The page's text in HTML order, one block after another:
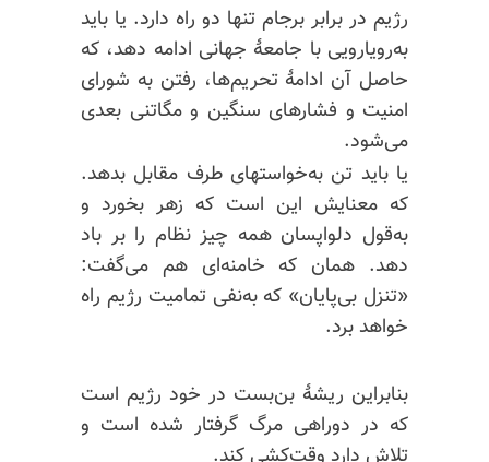
رژیم در برابر برجام تنها دو راه دارد. یا باید
به‌رویارویی با جامعهٔ جهانی ادامه دهد، که
حاصل آن ادامهٔ تحریم‌ها، رفتن به شورای
امنیت و فشارهای سنگین و مگاتنی بعدی
می‌شود.
یا باید تن به‌خواستهای طرف مقابل بدهد.
که معنایش این است که زهر بخورد و
به‌قول دلواپسان همه چیز نظام را بر باد
دهد. همان که خامنه‌ای هم می‌گفت:
«تنزل بی‌پایان» که به‌نفی تمامیت رژیم راه
خواهد برد.
بنابراین ریشهٔ بن‌بست در خود رژیم است
که در دوراهی مرگ گرفتار شده است و